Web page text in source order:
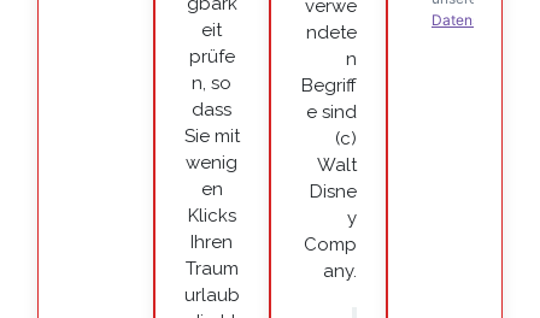
eit
prüfe
n, so
dass
Sie mit
wenig
en
Klicks
Ihren
Traum
urlaub
verwe
ndete
n
Begriff
e sind
(c)
Walt
Disne
y
Comp
any.